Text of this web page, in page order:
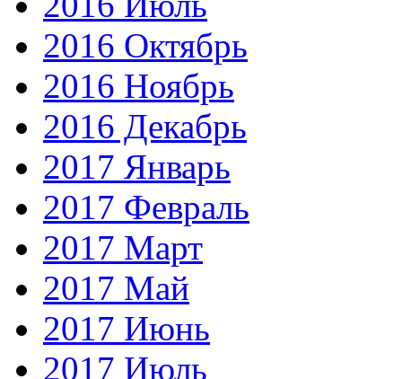
2016 Октябрь
2016 Ноябрь
2016 Декабрь
2017 Январь
2017 Февраль
2017 Март
2017 Май
2017 Июнь
2017 Июль